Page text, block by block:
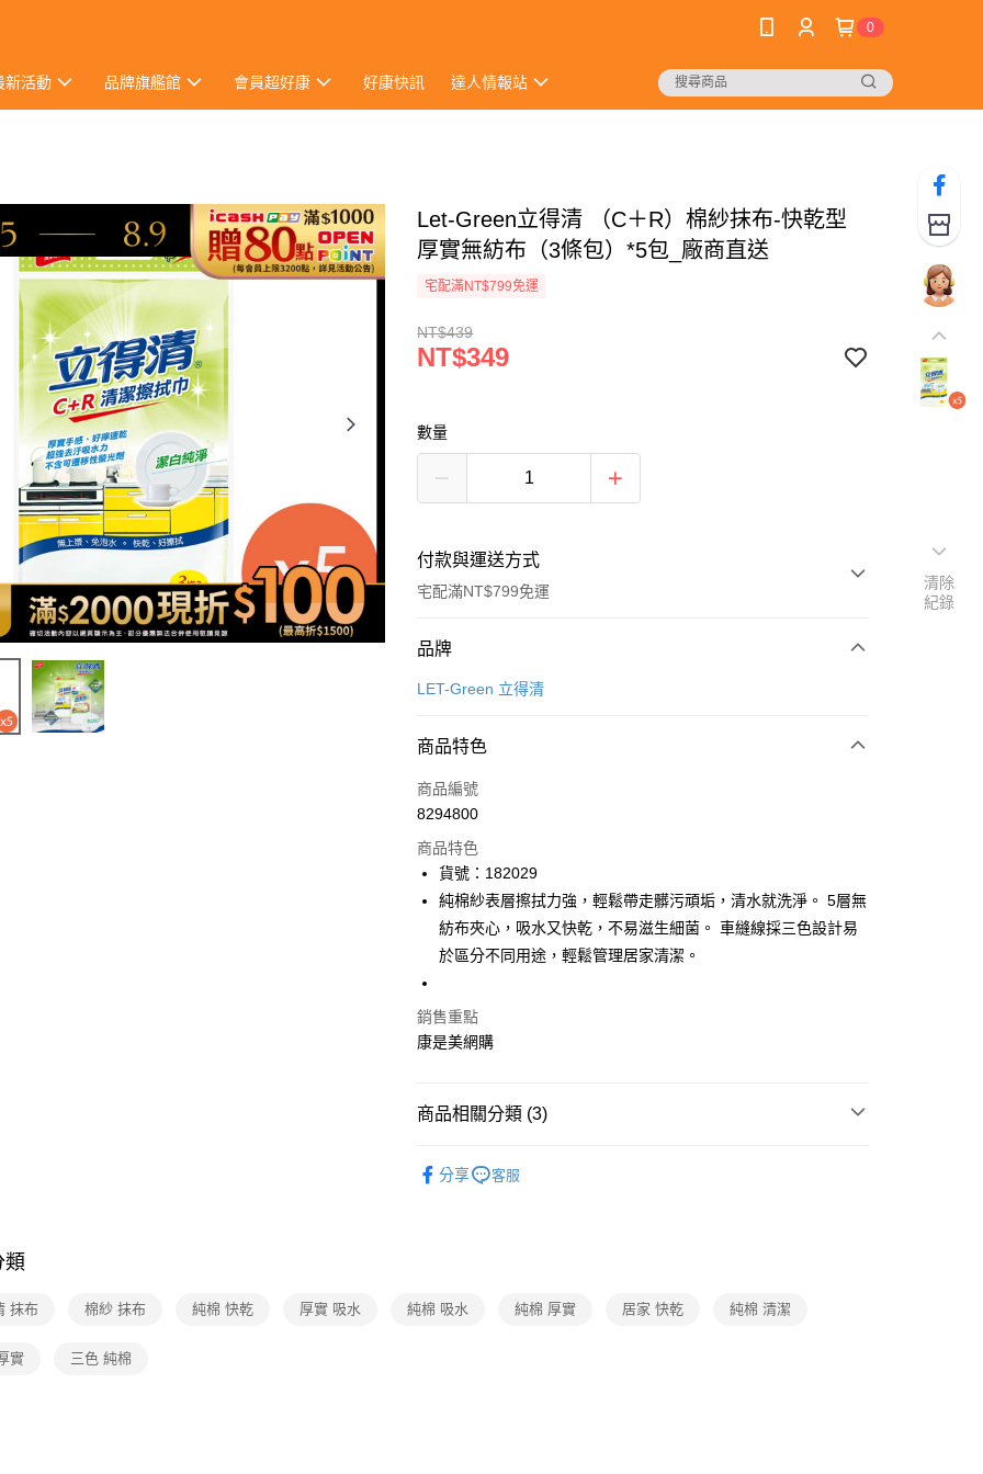
0
新活動 品牌旗艦館 會員超好康 好康快訊 達人情報站
Let-Green立得清 （C＋R）棉紗抹布-快乾型
厚實無紡布（3條包）*5包_廠商直送
宅配滿NT$799免運
NT$439
NT$349
數量
付款與運送方式
宅配滿NT$799免運
付款方式
icash Pay
LINE Pay
Apple Pay
街口支付
悠遊付
運送方式
每筆NT$100，滿NT$799(含以上)免運費
品牌
LET-Green 立得清
商品特色
商品編號
8294800
商品特色
貨號：182029
純棉紗表層擦拭力強，輕鬆帶走髒污頑垢，清水就洗淨。 5層無
紡布夾心，吸水又快乾，不易滋生細菌。 車縫線採三色設計易
於區分不同用途，輕鬆管理居家清潔。
銷售重點
康是美網購
商品相關分類 (3)
分享 客服
類
抹布 棉紗 抹布 純棉 快乾 厚實 吸水 純棉 吸水 純棉 厚實 居家 快乾 純棉 清潔
實 三色 純棉
清除
紀錄